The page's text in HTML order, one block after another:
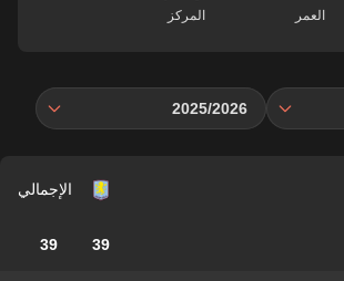
العمر المركز
2025/2026
الإجمالي
39
39